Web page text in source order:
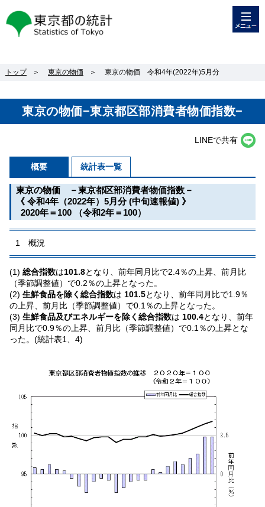
東京都の統計
トップ ＞ 東京の物価 ＞ 東京の物価 令和4年(2022年)5月分
東京の物価−東京都区部消費者物価指数−
LINEで共有
概要 統計表一覧
東京の物価 －東京都区部消費者物価指数－
《 令和4年（2022年）5月分 (中旬速報値) 》
2020年＝100 （令和2年＝100）
1 概況
(1) 総合指数は101.8となり、前年同月比で2.4％の上昇、前月比
（季節調整値）で0.2％の上昇となった。
(2) 生鮮食品を除く総合指数は 101.5となり、前年同月比で1.9％
の上昇、前月比（季節調整値）で0.1％の上昇となった。
(3) 生鮮食品及びエネルギーを除く総合指数は 100.4となり、前年
同月比で0.9％の上昇、前月比（季節調整値）で0.1％の上昇とな
った。(統計表1、4)